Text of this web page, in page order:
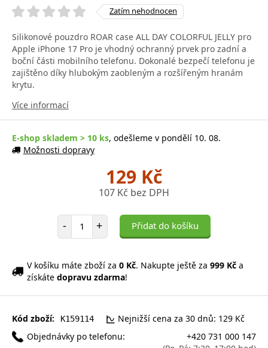
Zatím nehodnocen
Silikonové pouzdro ROAR case ALL DAY COLORFUL JELLY pro
Apple iPhone 17 Pro je vhodný ochranný prvek pro zadní a
boční části mobilního telefonu. Dokonalé bezpečí telefonu je
zajištěno díky hlubokým zaobleným a rozšířeným hranám
krytu.
Více informací
E-shop skladem > 10 ks, odešleme v pondělí 10. 08.
Možnosti dopravy
129 Kč
107 Kč bez DPH
- Počet položek
+ Přidat do košíku
V košíku máte zboží za 0 Kč. Nakupte ještě za 999 Kč a
získáte dopravu zdarma!
Kód zboží: K159114
Nejnižší cena za 30 dnů: 129 Kč
Objednávky po telefonu:
+420 731 000 147